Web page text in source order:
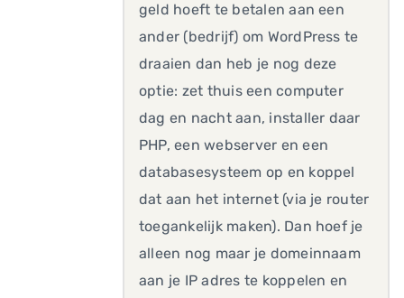
geld hoeft te betalen aan een
ander (bedrijf) om WordPress te
draaien dan heb je nog deze
optie: zet thuis een computer
dag en nacht aan, installer daar
PHP, een webserver en een
databasesysteem op en koppel
dat aan het internet (via je router
toegankelijk maken). Dan hoef je
alleen nog maar je domeinnaam
aan je IP adres te koppelen en